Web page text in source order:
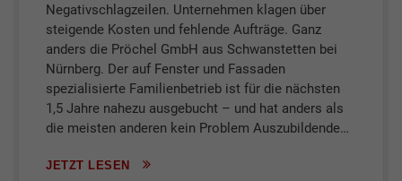
Negativschlagzeilen. Unternehmen klagen über
steigende Kosten und fehlende Aufträge. Ganz
anders die Pröchel GmbH aus Schwanstetten bei
Nürnberg. Der auf Fenster und Fassaden
spezialisierte Familienbetrieb ist für die nächsten
1,5 Jahre nahezu ausgebucht – und hat anders als
die meisten anderen kein Problem Auszubildende…
JETZT LESEN